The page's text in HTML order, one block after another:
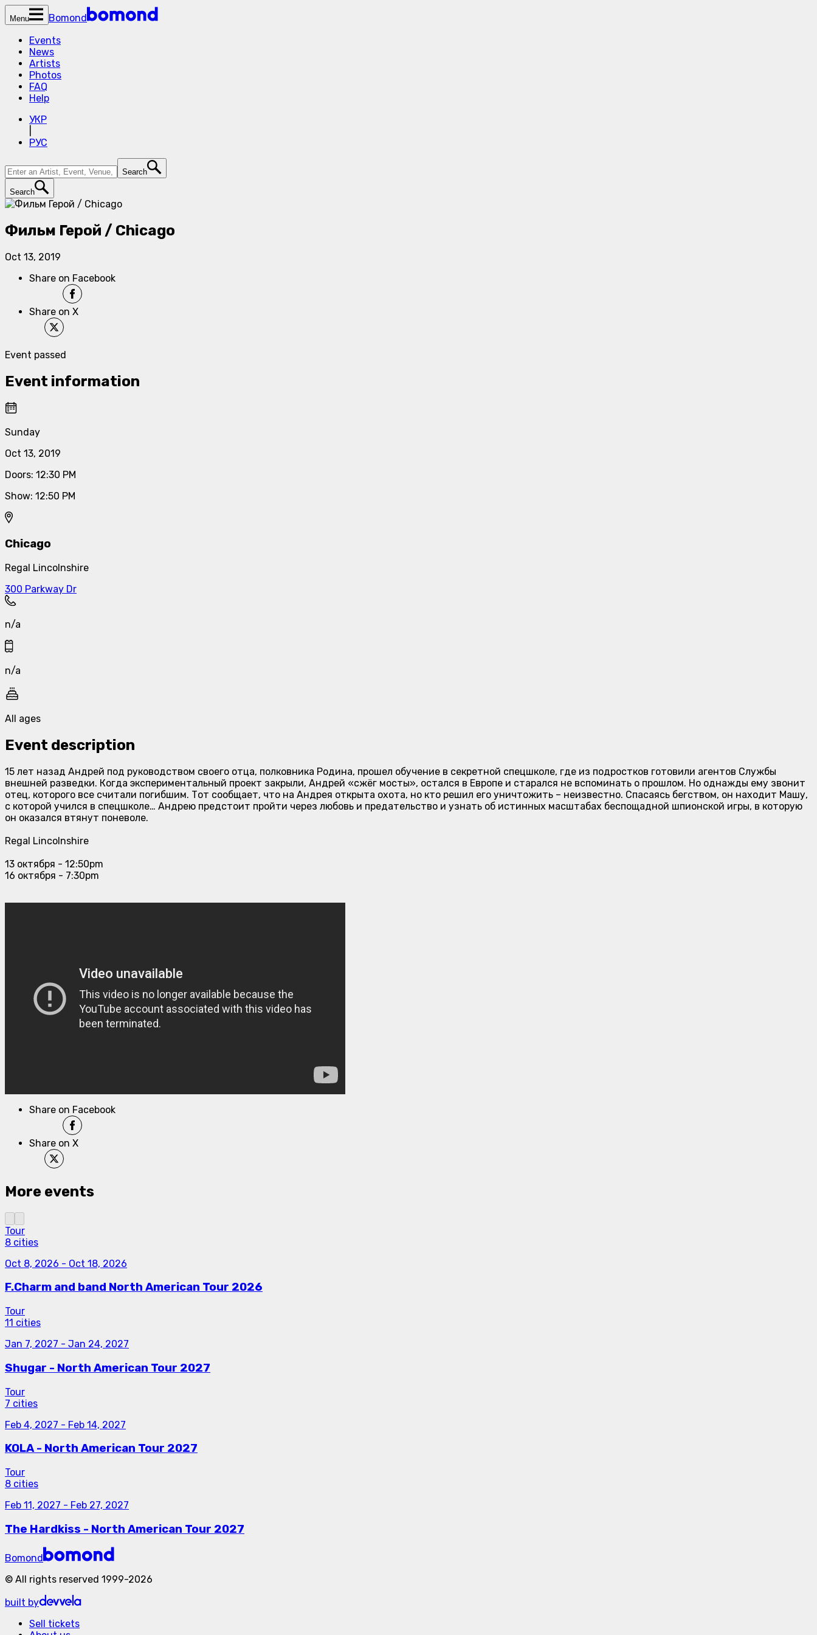
Menu
Bomond
Events
News
Artists
Photos
FAQ
Help
УКР
РУС
Search
Search
Фильм Герой / Chicago
Oct 13, 2019
Share on Facebook
Share on X
Event passed
Event information
Sunday
Oct 13, 2019
Doors: 12:30 PM
Show: 12:50 PM
Chicago
Regal Lincolnshire
300 Parkway Dr
n/a
n/a
All ages
Event description
15 лет назад Андрей под руководством своего отца, полковника Родина, прошел обучение в секретной спецшколе, где из подростков готовили агентов Службы
внешней разведки. Когда экспериментальный проект закрыли, Андрей «сжёг мосты», остался в Европе и старался не вспоминать о прошлом. Но однажды ему звонит
отец, которого все считали погибшим. Тот сообщает, что на Андрея открыта охота, но кто решил его уничтожить – неизвестно. Спасаясь бегством, он находит Машу,
с которой учился в спецшколе… Андрею предстоит пройти через любовь и предательство и узнать об истинных масштабах беспощадной шпионской игры, в которую
он оказался втянут поневоле.
Regal Lincolnshire
13 октября - 12:50pm
16 октября - 7:30pm
Share on Facebook
Share on X
More events
Tour
8 cities
Oct 8, 2026 - Oct 18, 2026
F.Charm and band North American Tour 2026
Tour
11 cities
Jan 7, 2027 - Jan 24, 2027
Shugar - North American Tour 2027
Tour
7 cities
Feb 4, 2027 - Feb 14, 2027
KOLA - North American Tour 2027
Tour
8 cities
Feb 11, 2027 - Feb 27, 2027
The Hardkiss - North American Tour 2027
Bomond
© All rights reserved 1999-2026
built by
Sell tickets